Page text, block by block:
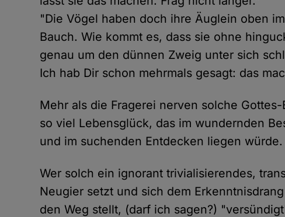
"Die Vögel haben doch ihre Äuglein oben
Bauch. Wie kommt es, dass sie ohne
genau um den dünnen Zweig unter sich
Ich hab Dir schon mehrmals gesagt: das
Mehr als die Fragerei nerven solche
so viel Lebensglück, das im wundernden
und im suchenden Entdecken liegen würde.
Wer solch ein ignorant trivialisierendes,
Neugier setzt und sich dem
den Weg stellt, (darf ich sagen?)